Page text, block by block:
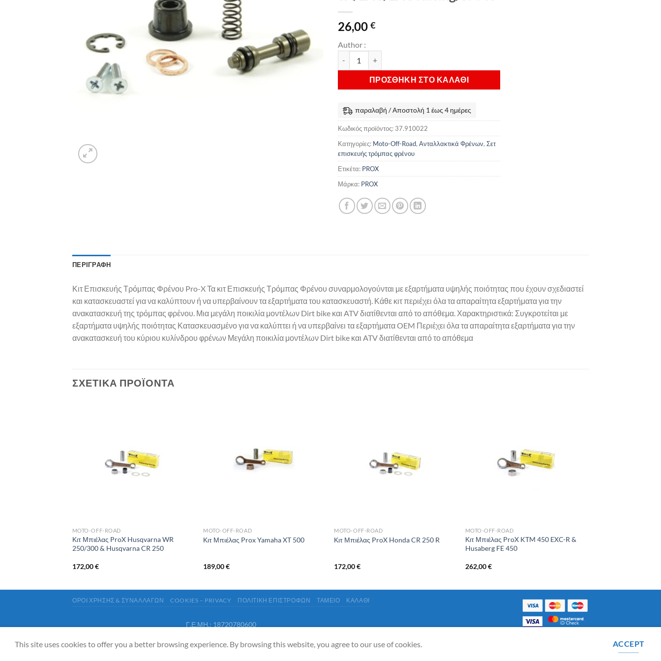
26,00 €
Author :
ΠΡΟΣΘΉΚΗ ΣΤΟ ΚΑΛΆΘΙ
παραλαβή / Αποστολή 1 έως 4 ημέρες
Κωδικός προϊόντος: 37.910022
Κατηγορίες: Moto-Off-Road, Ανταλλακτικά Φρένων, Σετ
επισκευής τρόμπας φρένου
Ετικέτα: PROX
Μάρκα: PROX
ΠΕΡΙΓΡΑΦΉ
Κιτ Επισκευής Τρόμπας Φρένου Pro-X Τα κιτ Επισκευής Τρόμπας Φρένου συναρμολογούνται με εξαρτήματα υψηλής ποιότητας που έχουν σχεδιαστεί
και κατασκευαστεί για να καλύπτουν ή να υπερβαίνουν τα εξαρτήματα του κατασκευαστή. Κάθε κιτ περιέχει όλα τα απαραίτητα εξαρτήματα για την
ανακατασκευή της τρόμπας φρένου. Μια μεγάλη ποικιλία μοντέλων Dirt bike και ATV διατίθενται από το απόθεμα. Χαρακτηριστικά: Συγκροτείται με
εξαρτήματα υψηλής ποιότητας Κατασκευασμένο για να καλύπτει ή να υπερβαίνει τα εξαρτήματα OEM Περιέχει όλα τα απαραίτητα εξαρτήματα για την
ανακατασκευή του κύριου κυλίνδρου φρένων Μεγάλη ποικιλία μοντέλων Dirt bike και ATV διατίθενται από το απόθεμα
ΣΧΕΤΙΚΆ ΠΡΟΪΌΝΤΑ
MOTO-OFF-ROAD
Κιτ Μπιέλας ProX Husqvarna WR
250/300 & Husqvarna CR 250
172,00€
MOTO-OFF-ROAD
Κιτ Μπιέλας Prox Yamaha XT 500
189,00€
MOTO-OFF-ROAD
Κιτ Μπιέλας ProX Honda CR 250 R
172,00€
MOTO-OFF-ROAD
Κιτ Μπιέλας ProX KTM 450 EXC-R &
Husaberg FE 450
262,00€
ΟΡΟΙ ΧΡΗΣΗΣ & ΣΥΝΑΛΛΑΓΩΝ COOKIES – PRIVACY ΠΟΛΙΤΙΚΉ ΕΠΙΣΤΡΟΦΏΝ ΤΑΜΕΊΟ ΚΑΛΆΘΙ
Γ.Ε.ΜΗ.: 18720780600
Copyright 2026 © 2strokesquad.gr
This site uses cookies to offer you a better browsing experience. By browsing this website, you agree to our use of cookies. ACCEPT